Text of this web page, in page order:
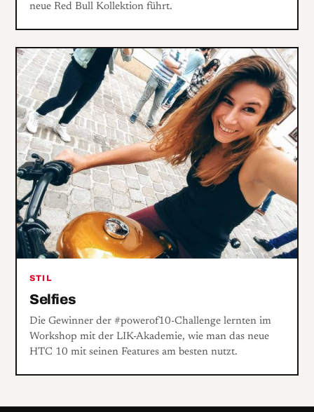
neue Red Bull Kollektion führt.
STIL
Selfies
Die Gewinner der #powerof10-Challenge lernten im
Workshop mit der LIK-Akademie, wie man das neue
HTC 10 mit seinen Features am besten nutzt.